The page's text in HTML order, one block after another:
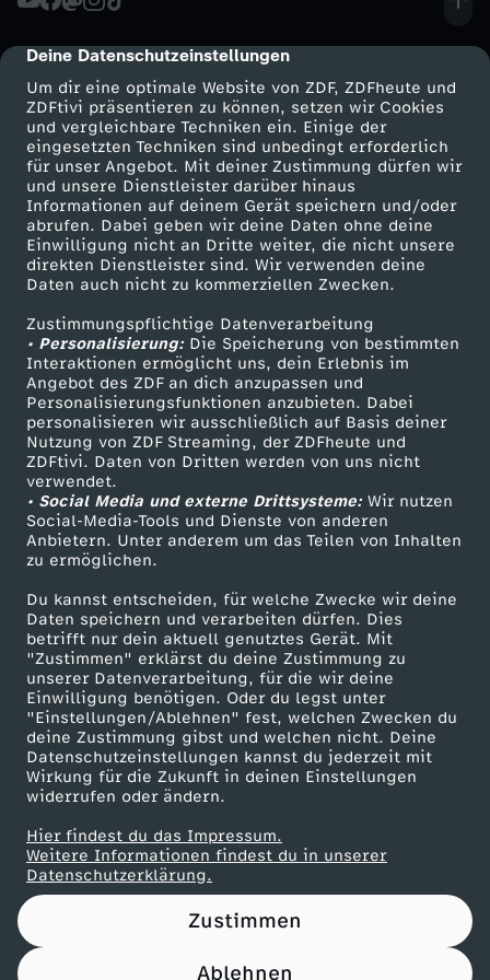
cmp-dialog-description
Deine Datenschutzeinstellungen
Um dir eine optimale Website von ZDF, ZDFheute und
ZDFtivi präsentieren zu können, setzen wir Cookies
und vergleichbare Techniken ein. Einige der
eingesetzten Techniken sind unbedingt erforderlich
für unser Angebot. Mit deiner Zustimmung dürfen wir
und unsere Dienstleister darüber hinaus
Informationen auf deinem Gerät speichern und/oder
abrufen. Dabei geben wir deine Daten ohne deine
Einwilligung nicht an Dritte weiter, die nicht unsere
direkten Dienstleister sind. Wir verwenden deine
Daten auch nicht zu kommerziellen Zwecken.
Zustimmungspflichtige Datenverarbeitung
• Personalisierung:Die Speicherung von bestimmten
Interaktionen ermöglicht uns, dein Erlebnis im
Angebot des ZDF an dich anzupassen und
Personalisierungsfunktionen anzubieten. Dabei
personalisieren wir ausschließlich auf Basis deiner
Nutzung von ZDF Streaming, der ZDFheute und
ZDFtivi. Daten von Dritten werden von uns nicht
verwendet.
• Social Media und externe Drittsysteme:Wir nutzen
Social-Media-Tools und Dienste von anderen
Anbietern. Unter anderem um das Teilen von Inhalten
zu ermöglichen.
Du kannst entscheiden, für welche Zwecke wir deine
Daten speichern und verarbeiten dürfen. Dies
betrifft nur dein aktuell genutztes Gerät. Mit
"Zustimmen" erklärst du deine Zustimmung zu
unserer Datenverarbeitung, für die wir deine
Einwilligung benötigen. Oder du legst unter
"Einstellungen/Ablehnen" fest, welchen Zwecken du
deine Zustimmung gibst und welchen nicht. Deine
Datenschutzeinstellungen kannst du jederzeit mit
Wirkung für die Zukunft in deinen Einstellungen
widerrufen oder ändern.
Hier findest du das Impressum.
Weitere Informationen findest du in unserer
Datenschutzerklärung.
Zustimmen
Ablehnen
t
z
t
!
e,
w
e
n
n
n
i
c
h
t
j
e
t
z
t
?
u
n
d
s
t
a
r
k
t
m
a
c
h
e
r
i
n
n
e
n
-
s
t
a
c
h
e
n
K
r
i
e
g
u
n
d
F
r
i
e
d
e
t
e
s
d
i
e
n
s
t
e
e
,
d
i
e
K
a
t
h
o
l
i
k
e
n
k
o
n
i
s
t
m
e
h
r
!
i
g
i
o
n
K
o
n
f
i
k
t
o
d
e
r
F
r
i
e
d
e
n
e
i
n
e
C
h
a
n
c
e
&
W
I
R
-
G
e
n
e
r
t
i
o
n
e
n
u
c
h
e
n
w
i
r
G
l
a
u
b
e
n
?
Mehr ZDF
ZDF-Apps
Smart TV
ZDFtext
Livestreams
Sendungen A-Z
TV-Programm
Service
ZDFmitreden
Kontakt zum ZDF
Tickets
Zuschauerservice
Hilfe
ZDF Unternehmen
Karriere
ZDF goes Schule
Werbefernsehen
Mainzelmännchen
Partner